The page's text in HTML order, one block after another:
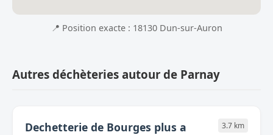
📍 Position exacte : 18130 Dun-sur-Auron
Autres déchèteries autour de Parnay
Dechetterie de Bourges plus a
3.7 km